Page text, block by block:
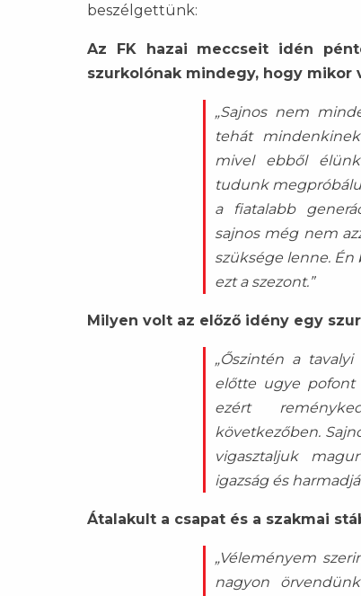
beszélgettünk:
Az FK hazai meccseit idén
szurkolónak mindegy, hogy mikor
„Sajnos nem
tehát
mivel ebből
tudunk
a fiatalabb
sajnos még nem
szüksége lenne.
ezt a szezont.”
Milyen volt az előző idény egy
„Őszintén a
előtte ugye pofont
ezért
következőben.
vigasztaljuk
igazság és
Átalakult a csapat és a szakmai
„Véleményem
nagyon